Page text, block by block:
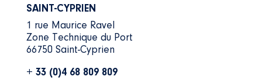
SAINT-CYPRIEN
1 rue Maurice Ravel
Zone Technique du Port
66750 Saint-Cyprien
+ 33 (0)4 68 809 809